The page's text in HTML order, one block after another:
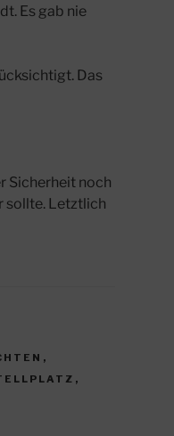
Es gab nie
Das
Sicherheit noch
sollte. Letztlich
,
,